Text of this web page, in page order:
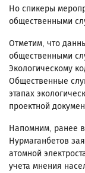
Но спикеры
общественными
Отметим, что
общественными
Экологическому
Общественные
этапах
проектной
Напомним, ранее
Нурмаганбетов
атомной
учета мнения